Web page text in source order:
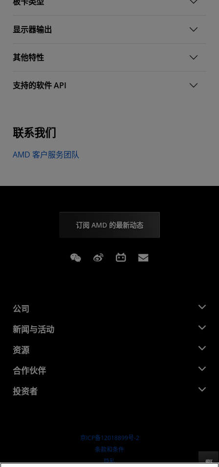
显示器输出
其他特性
支持的软件 API
联系我们
AMD 客户服务团队
订阅 AMD 的最新动态
Weixin Weibo Bilibili
公司
关于 AMD
企业责任
就业机会
联系我们
新闻与活动
新闻中心
媒体库
资源
开发中心
成功案例
合作伙伴
AMD 合作伙伴中心
投资者
京ICP备12018899号-2
​条款和条件
隐私